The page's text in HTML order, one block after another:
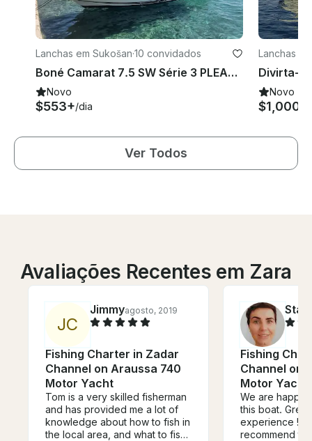
Lanchas em Sukošan·10 convidados
Boné Camarat 7.5 SW Série 3 PLEASURE
Novo
$553+/dia
Lanchas
Novo
$1,000
Ver Todos
Avaliações Recentes em Zara
JC
Jimmyagosto, 2019
Fishing Charter in Zadar
Channel on Araussa 740
Motor Yacht
Tom is a very skilled fisherman
and has provided me a lot of
knowledge about how to fish in
the local area, and what to fish
Fishing
Channel on
Motor Yacht
We are happy
this boat.
experience !
recommend to